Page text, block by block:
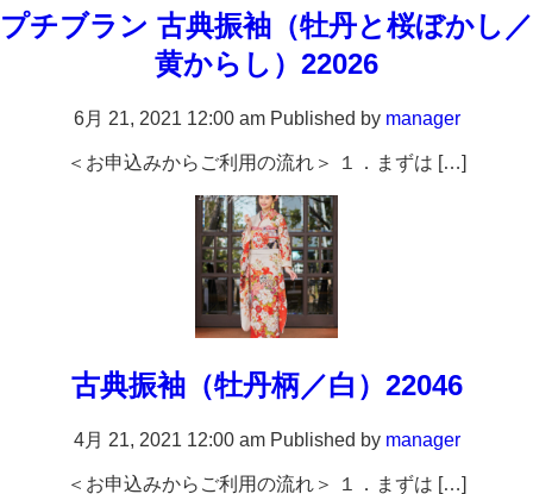
プチブラン 古典振袖（牡丹と桜ぼかし／
黄からし）22026
6月 21, 2021 12:00 am Published by manager
＜お申込みからご利用の流れ＞ １．まずは […]
古典振袖（牡丹柄／白）22046
4月 21, 2021 12:00 am Published by manager
＜お申込みからご利用の流れ＞ １．まずは […]